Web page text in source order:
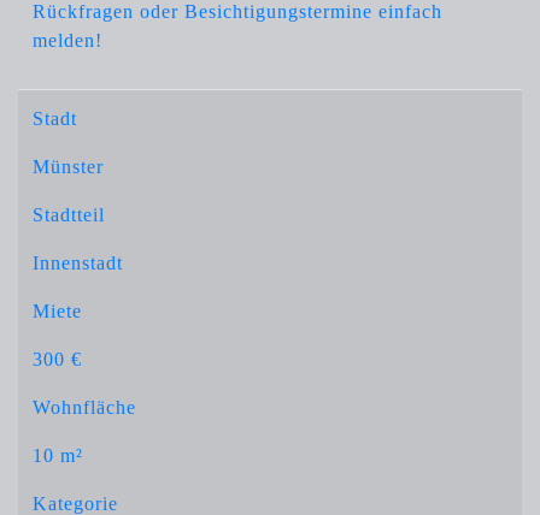
Rückfragen oder Besichtigungstermine einfach
melden!
Stadt
Münster
Stadtteil
Innenstadt
Miete
300 €
Wohnfläche
10 m²
Kategorie